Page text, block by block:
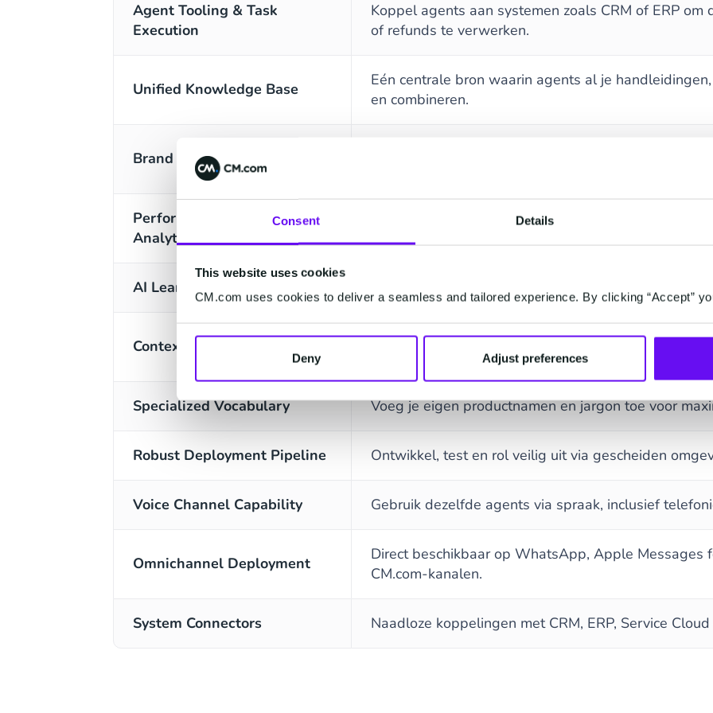
Consent Details
This website uses cookies
CM.com uses cookies to deliver a seamless and tailored experience. By clicking “Accept”
Deny Adjust preferences
Agent Tooling & Task
Execution
Koppel agents aan systemen zoals CRM of ERP
of refunds te verwerken.
Unified Knowledge Base
Eén centrale bron waarin agents al je
en combineren.
Brand Style Control
Bepaal zelf de tone of voice, stijl en empathie van
Performance & Optimization
Analytics
Inzicht in gesprekstrends, resoluties en
AI Learning Loop Medewerkers geven verbeteringen door in
Contextual Memory
Agents onthouden context en historie binnen het
Specialized Vocabulary Voeg je eigen productnamen en jargon toe voor
Robust Deployment Pipeline Ontwikkel, test en rol veilig uit via gescheiden
Voice Channel Capability Gebruik dezelfde agents via spraak, inclusief
Omnichannel Deployment
Direct beschikbaar op WhatsApp, Apple Messages
CM.com-kanalen.
System Connectors Naadloze koppelingen met CRM, ERP, Service